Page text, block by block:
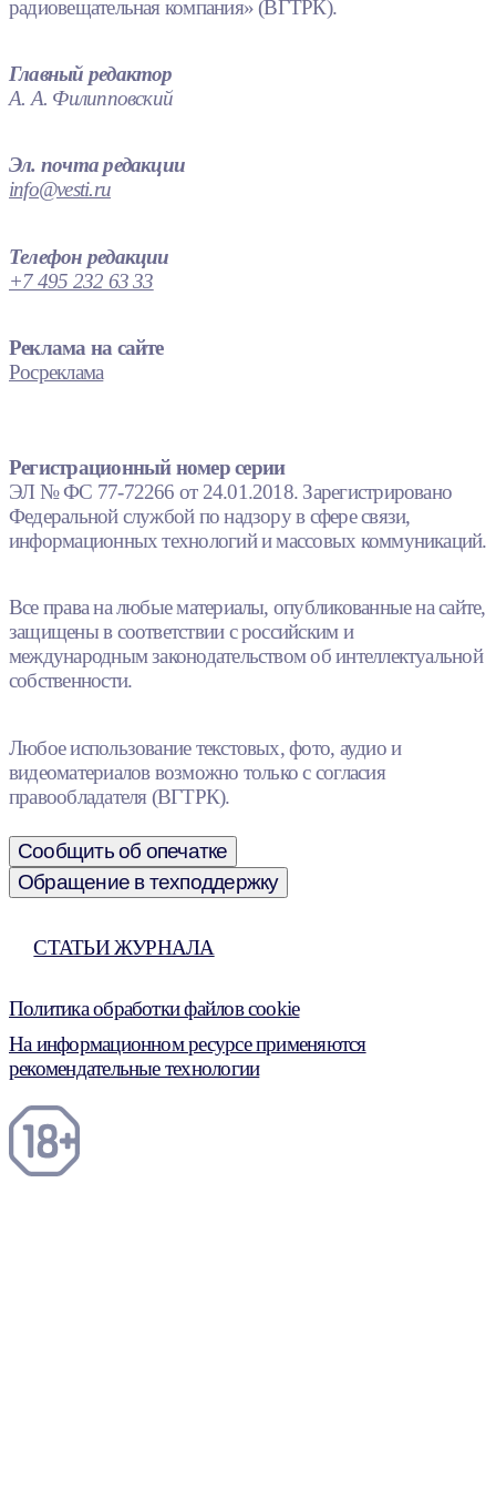
радиовещательная компания» (ВГТРК).
Главный редактор
А. А. Филипповский
Эл. почта редакции
info@vesti.ru
Телефон редакции
+7 495 232 63 33
Реклама на сайте
Росреклама
Регистрационный номер серии
ЭЛ № ФС 77-72266 от 24.01.2018. Зарегистрировано
Федеральной службой по надзору в сфере связи,
информационных технологий и массовых коммуникаций.
Все права на любые материалы, опубликованные на сайте,
защищены в соответствии с российским и
международным законодательством об интеллектуальной
собственности.
Любое использование текстовых, фото, аудио и
видеоматериалов возможно только с согласия
правообладателя (ВГТРК).
Сообщить об опечатке
Обращение в техподдержку
СТАТЬИ ЖУРНАЛА
Политика обработки файлов cookie
На информационном ресурсе применяются
рекомендательные технологии